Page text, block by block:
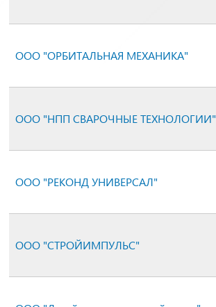
ООО "ОРБИТАЛЬНАЯ МЕХАНИКА"
ООО "НПП СВАРОЧНЫЕ ТЕХНОЛОГИИ"
ООО "РЕКОНД УНИВЕРСАЛ"
ООО "СТРОЙИМПУЛЬС"